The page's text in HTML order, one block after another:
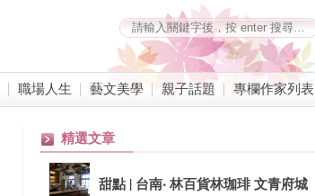
職場人生 藝文美學 親子話題 專欄作家列表
精選文章
甜點 | 台南‧ 林百貨林珈琲 文青府城